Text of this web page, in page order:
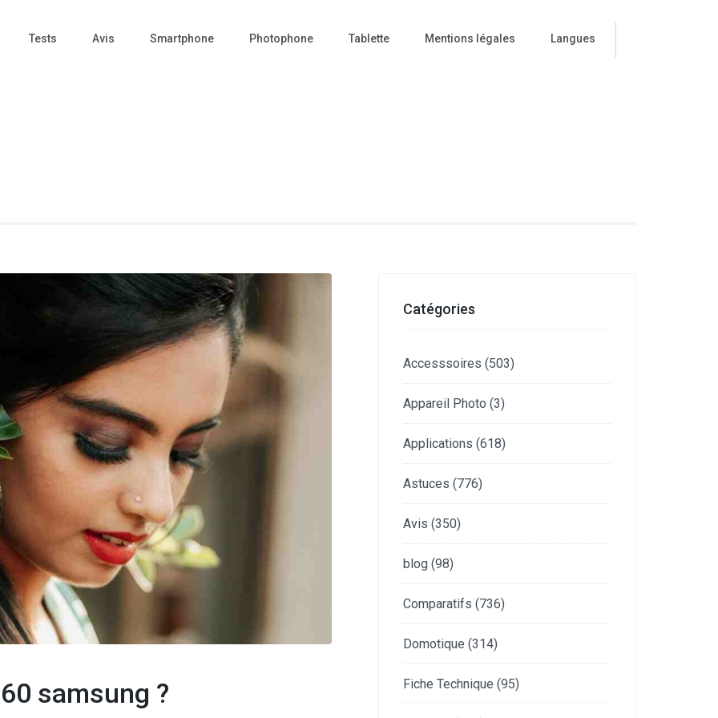
Tests Avis Smartphone Photophone Tablette Mentions légales Langues
samsung ?
Catégories
Accesssoires (503)
Appareil Photo (3)
Applications (618)
Astuces (776)
Avis (350)
blog (98)
Comparatifs (736)
Domotique (314)
Fiche Technique (95)